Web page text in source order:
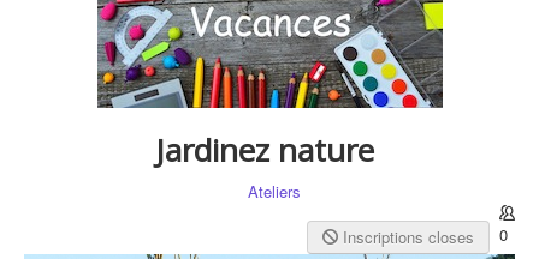
Bienvenue dans Mon Jardin au Naturel (BMJN)
Jardinez nature
Ateliers
Inscriptions closes
0